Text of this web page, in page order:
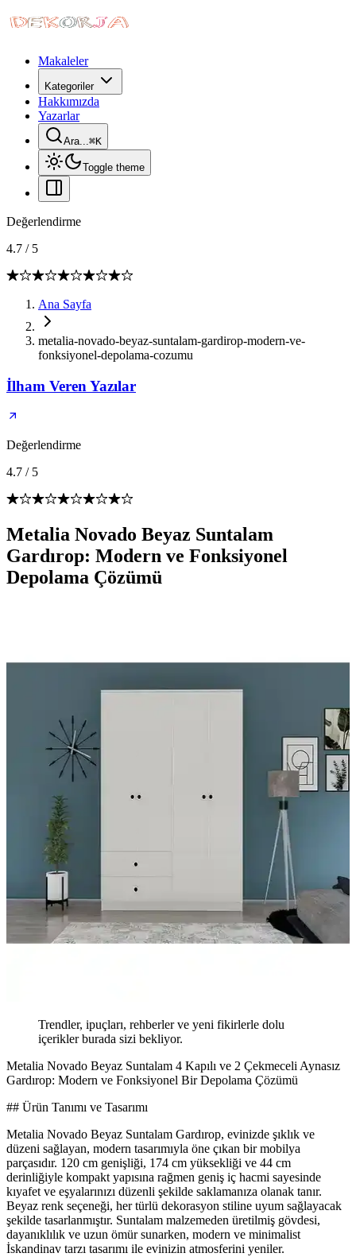
Makaleler
Kategoriler
Hakkımızda
Yazarlar
Ara...⌘K
Toggle theme
Değerlendirme
4.7 / 5
Ana Sayfa
metalia-novado-beyaz-suntalam-gardirop-modern-ve-
fonksiyonel-depolama-cozumu
İlham Veren Yazılar
Değerlendirme
4.7 / 5
Metalia Novado Beyaz Suntalam
Gardırop: Modern ve Fonksiyonel
Depolama Çözümü
Trendler, ipuçları, rehberler ve yeni fikirlerle dolu
içerikler burada sizi bekliyor.
Metalia Novado Beyaz Suntalam 4 Kapılı ve 2 Çekmeceli Aynasız
Gardırop: Modern ve Fonksiyonel Bir Depolama Çözümü
## Ürün Tanımı ve Tasarımı
Metalia Novado Beyaz Suntalam Gardırop, evinizde şıklık ve
düzeni sağlayan, modern tasarımıyla öne çıkan bir mobilya
parçasıdır. 120 cm genişliği, 174 cm yüksekliği ve 44 cm
derinliğiyle kompakt yapısına rağmen geniş iç hacmi sayesinde
kıyafet ve eşyalarınızı düzenli şekilde saklamanıza olanak tanır.
Beyaz renk seçeneği, her türlü dekorasyon stiline uyum sağlayacak
şekilde tasarlanmıştır. Suntalam malzemeden üretilmiş gövdesi,
dayanıklılık ve uzun ömür sunarken, modern ve minimalist
İskandinav tarzı tasarımı ile evinizin atmosferini yeniler.